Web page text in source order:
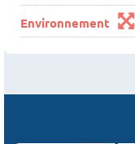
Environnement